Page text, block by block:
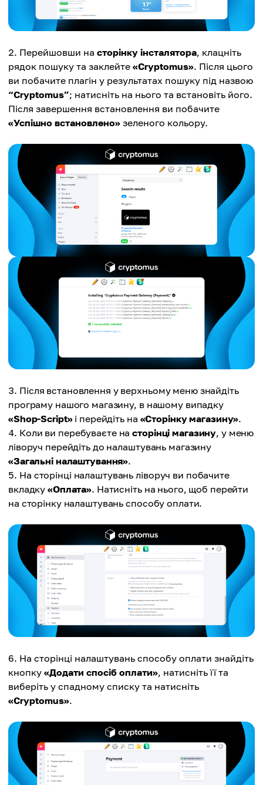
Перейшовши на сторінку інсталятора, клацніть
рядок пошуку та заклейте «Cryptomus». Після цього
ви побачите плагін у результатах пошуку під назвою
“Cryptomus”; натисніть на нього та встановіть його.
Після завершення встановлення ви побачите
«Успішно встановлено» зеленого кольору.
Після встановлення у верхньому меню знайдіть
програму нашого магазину, в нашому випадку
«Shop-Script»і перейдіть на «Сторінку магазину».
Коли ви перебуваєте насторінці магазину, у меню
ліворуч перейдіть до налаштувань магазину
«Загальні налаштування».
На сторінці налаштувань ліворуч ви побачите
вкладку«Оплата». Натисніть на нього, щоб перейти
на сторінку налаштувань способу оплати.
На сторінці налаштувань способу оплати знайдіть
кнопку «Додати спосіб оплати», натисніть її та
виберіть у спадному списку та натисніть
«Cryptomus».